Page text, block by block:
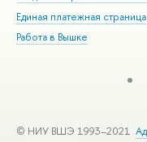
Единая платежная страница
Работа в Вышке
© НИУ ВШЭ 1993–2021